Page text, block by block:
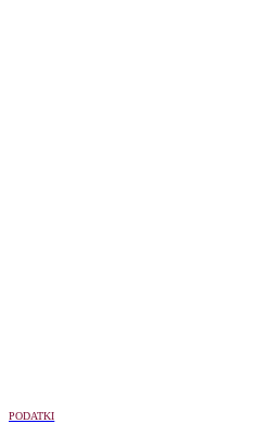
PODATKI